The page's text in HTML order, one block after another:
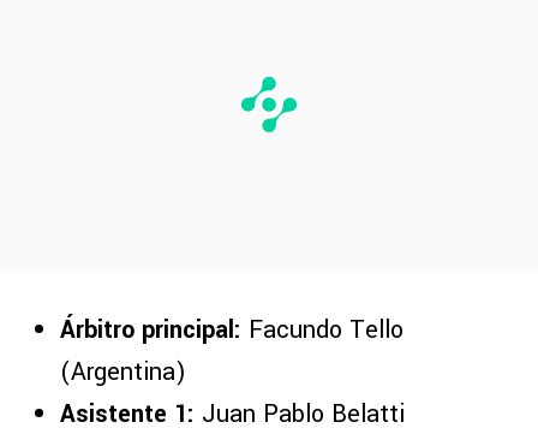
Árbitro principal: Facundo Tello
(Argentina)
Asistente 1: Juan Pablo Belatti